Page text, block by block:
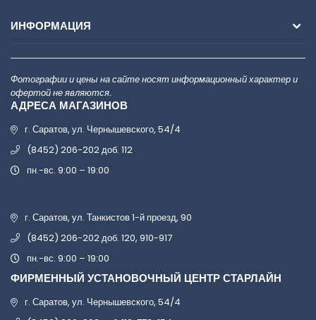
ИНФОРМАЦИЯ
Фотографии и цены на сайте носят информационный характер и
офертой не являются.
АДРЕСА МАГАЗИНОВ
г. Саратов, ул. Чернышевского, 54/4
(8452) 206-202 доб. 112
пн.-вс. 9:00 – 19:00
г. Саратов, ул. Танкистов 1-й проезд, 90
(8452) 206-202 доб. 120, 910-917
пн.-вс. 9:00 – 19:00
ФИРМЕННЫЙ УСТАНОВОЧНЫЙ ЦЕНТР СТАРЛАЙН
г. Саратов, ул. Чернышевского, 54/4